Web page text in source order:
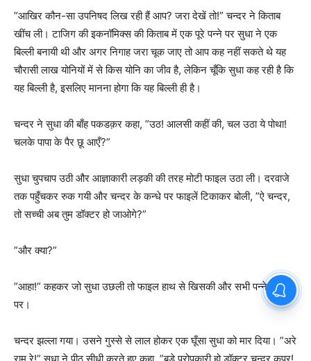
”आखिर कौन-सा उपनिषद लिख रही हैं आप? जरा देखें तो!” चन्दर ने किताब
खींच ली। टाजिग की इकनॉमिक्स की किताब में एक पूरे पन्ने पर सुधा ने एक
बिल्ली बनायी थी और अगर निगाह जरा चूक जाए तो आप कह नहीं सकते थे यह
चौरासी लाख योनियों में से किस योनि का जीव है, लेकिन चूँकि सुधा कह रही है कि
यह बिल्ली है, इसलिए मानना होगा कि यह बिल्ली ही है।
चन्दर ने सुधा की बाँह पकडक़र कहा, ”उठ! आलसी कहीं की, चल उठा ये पोथा!
चलके पापा के पैर छू आएँ?”
सुधा चुपचाप उठी और आज्ञाकारी लड़की की तरह मोटी फाइल उठा ली। दरवाजे
तक पहुँचकर रुक गयी और चन्दर के कन्धे पर फाइलें टिकाकर बोली, ”ऐ चन्दर,
तो सच्ची अब तुम डॉक्टर हो जाओगे?”
”और क्या?”
”आहा!” कहकर जो सुधा उछली तो फाइल हाथ से खिसकी और सभी पन्ने जमीन
पर।
चन्दर झल्ला गया। उसने गुस्से से लाल होकर एक घूँसा सुधा को मार दिया। ”अरे